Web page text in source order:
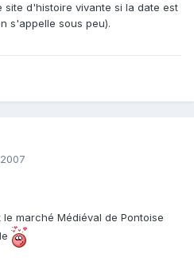
d'histoire vivante si la date est
s'appelle sous peu).
marché Médiéval de Pontoise